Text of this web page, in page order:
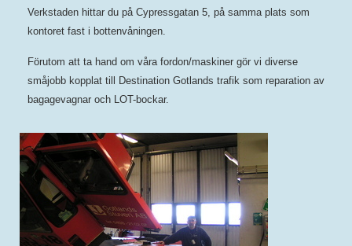
Verkstaden hittar du på Cypressgatan 5, på samma plats som
kontoret fast i bottenvåningen.
Förutom att ta hand om våra fordon/maskiner gör vi diverse
småjobb kopplat till Destination Gotlands trafik som reparation av
bagagevagnar och LOT-bockar.